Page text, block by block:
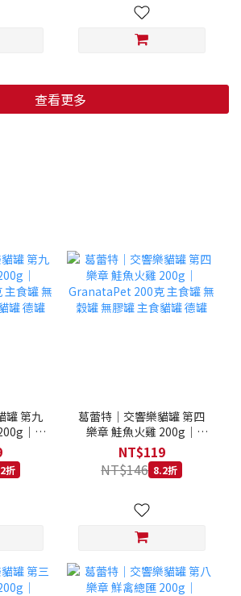
查看更多
罐 第九
｜
主食罐
貓罐 德
折
葛蕾特｜交響樂貓罐 第四
樂章 鮭魚火雞 200g｜
GranataPet 200克 主食罐
無穀罐 無膠罐 主食貓罐 德
罐
NT$119
NT$146 8.2折